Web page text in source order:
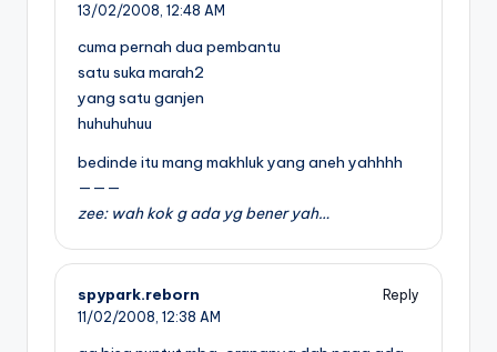
13/02/2008, 12:48 AM
cuma pernah dua pembantu
satu suka marah2
yang satu ganjen
huhuhuhuu
bedinde itu mang makhluk yang aneh yahhhh
———
zee: wah kok g ada yg bener yah…
spypark.reborn
Reply
11/02/2008, 12:38 AM